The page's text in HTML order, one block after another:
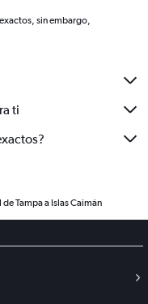
sin embargo,
ti
Tampa a Islas Caimán